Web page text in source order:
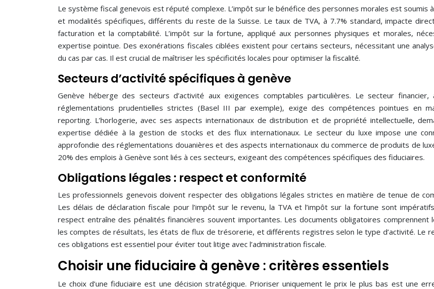
Le système fiscal genevois est réputé complexe. L’impôt sur le bénéfice des personnes morales est soumis
et modalités spécifiques, différents du reste de la Suisse. Le taux de TVA, à 7.7% standard, impacte
facturation et la comptabilité. L’impôt sur la fortune, appliqué aux personnes physiques et morales,
expertise pointue. Des exonérations fiscales ciblées existent pour certains secteurs, nécessitant une
du cas par cas. Il est crucial de maîtriser les spécificités locales pour optimiser la fiscalité.
Secteurs d’activité spécifiques à genève
Genève héberge des secteurs d’activité aux exigences comptables particulières. Le secteur financier,
réglementations prudentielles strictes (Basel III par exemple), exige des compétences pointues en
reporting. L’horlogerie, avec ses aspects internationaux de distribution et de propriété intellectuelle,
expertise dédiée à la gestion de stocks et des flux internationaux. Le secteur du luxe impose une
approfondie des réglementations douanières et des aspects internationaux du commerce de produits de
20% des emplois à Genève sont liés à ces secteurs, exigeant des compétences spécifiques des fiduciaires.
Obligations légales : respect et conformité
Les professionnels genevois doivent respecter des obligations légales strictes en matière de tenue de
Les délais de déclaration fiscale pour l’impôt sur le revenu, la TVA et l’impôt sur la fortune sont
respect entraîne des pénalités financières souvent importantes. Les documents obligatoires comprennent
les comptes de résultats, les états de flux de trésorerie, et différents registres selon le type d’activité. Le
ces obligations est essentiel pour éviter tout litige avec l’administration fiscale.
Choisir une fiduciaire à genève : critères essentiels
Le choix d’une fiduciaire est une décision stratégique. Prioriser uniquement le prix le plus bas est une